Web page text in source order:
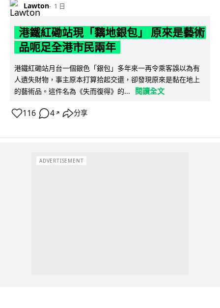
Lawton 1 日
港鐵紅磡站現「黐地銀包」 原來是藝術
品呃足全港市民兩年
港鐵紅磡站月台一個銀色「銀包」多年來一再令乘客誤以為有
人遺失財物，事主原本打算拾起交還，卻發現原來是黏在地上
的藝術品。這件名為《失而復得》的...
閱讀全文
116 4 ↗ 分享
ADVERTISEMENT